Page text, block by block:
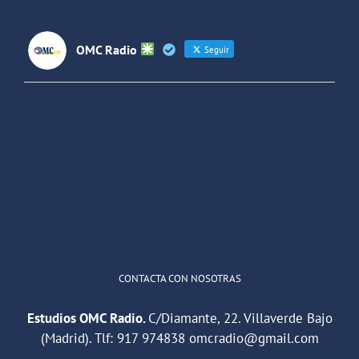
OMC Radio Seguir
CONTACTA CON NOSOTRAS
Estudios OMC Radio.C/Diamante, 22. Villaverde Bajo
(Madrid). Tlf: 917 974838 omcradio@gmail.com